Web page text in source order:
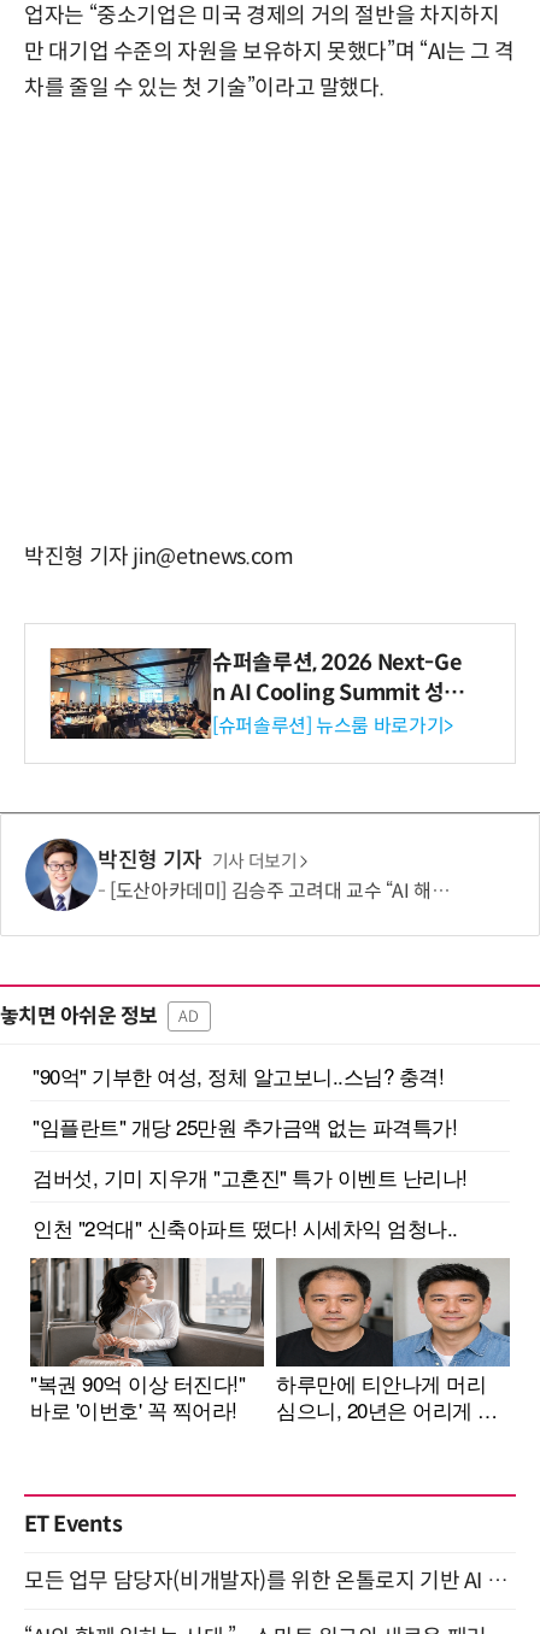
업자는 “중소기업은 미국 경제의 거의 절반을 차지하지
만 대기업 수준의 자원을 보유하지 못했다”며 “AI는 그 격
차를 줄일 수 있는 첫 기술”이라고 말했다.
박진형 기자 jin@etnews.com
슈퍼솔루션, 2026 Next-Ge
n AI Cooling Summit 성황
리 성료
[슈퍼솔루션] 뉴스룸 바로가기>
박진형 기자 기사 더보기
[도산아카데미] 김승주 고려대 교수 “AI 해킹은 AI로 막아야…망분리 정책 바꿔야”
놓치면 아쉬운 정보 AD
ET Events
모든 업무 담당자(비개발자)를 위한 온톨로지 기반 AI 지식체계 설계 1-day 워크숍 8월 20일 개최